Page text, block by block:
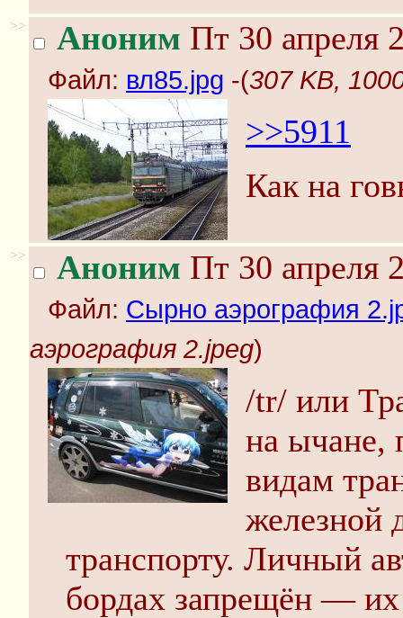
>> Аноним Пт 30 апреля
Файл: вл85.jpg -(307 KB,
>>5911
Как на
>> Аноним Пт 30 апреля
Файл: Сырно аэрография
аэрография 2.jpeg)
/tr/ или
на ычане,
видам
железной
транспорту. Личный
бордах запрещён —